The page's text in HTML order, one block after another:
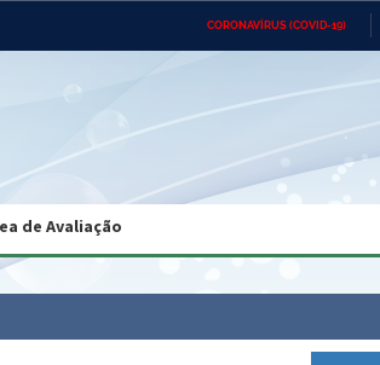
CORONAVÍRUS (COVID-19)
Ministério do Desenvolvimento
Regional
Advocacia-Geral da União
de Avaliação